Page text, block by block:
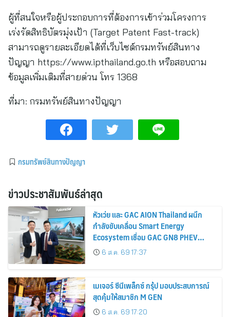
ผู้ที่สนใจหรือผู้ประกอบการที่ต้องการเข้าร่วมโครงการ
เร่งรัดสิทธิบัตรมุ่งเป้า (Target Patent Fast-track)
สามารถดูรายละเอียดได้ที่เว็บไซต์กรมทรัพย์สินทาง
ปัญญา https://www.ipthailand.go.th หรือสอบถาม
ข้อมูลเพิ่มเติมที่สายด่วน โทร 1368
ที่มา: กรมทรัพย์สินทางปัญญา
กรมทรัพย์สินทางปัญญา
ข่าวประชาสัมพันธ์ล่าสุด
หัวเว่ย และ GAC AION Thailand ผนึก
กำลังขับเคลื่อน Smart Energy
Ecosystem เชื่อม GAC GN8 PHEV
รถยนต์ MPV ระดับพรีเมียม เข้ากับ
พลังงานแสงอาทิตย์ภายในบ้าน
6 ส.ค. 69 17:37
เมเจอร์ ซีนีเพล็กซ์ กรุ้ป มอบประสบการณ์
สุดคุ้มให้สมาชิก M GEN
6 ส.ค. 69 17:20